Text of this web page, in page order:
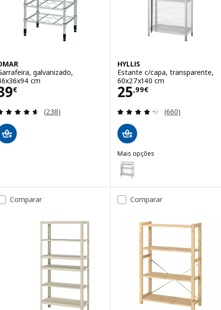
galvanizado,
cm
€ 39€
Avaliação: 4.6 fora de 5 estrelas. Total de
(238)
HYLLIS
Estante c/capa, transparente,
60x27x140 cm
25,99€
Preço 25,99€
Avaliação: 4.3
(660)
Mais opções
HYLLIS
Opção: HYLLIS, Estante c/
Comparar Comparar